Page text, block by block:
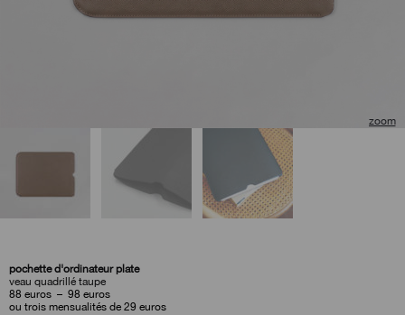
pochette d'ordinateur plate
veau quadrillé taupe
88 euros – 98 eurosplage
de
ou trois mensualités de 29 euros